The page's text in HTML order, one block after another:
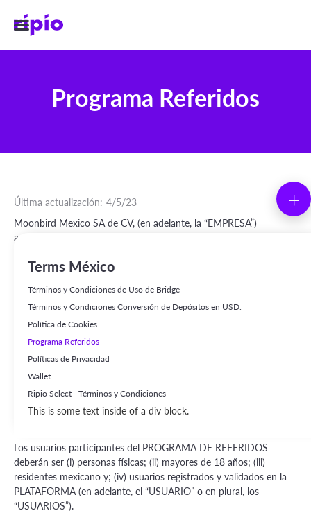
Programa Referidos
Terms México
Términos y Condiciones de Uso de Bridge
Términos y Condiciones Conversión de Depósitos en USD.
Política de Cookies
Programa Referidos
Políticas de Privacidad
Wallet
Ripio Select - Términos y Condiciones
This is some text inside of a div block.
+
Última actualización: 4/5/23
Moonbird Mexico SA de CV, (en adelante, la “EMPRESA”)
administrador de la plataforma online www.ripio.com y la
“RIPIO” o la “PLATAFORMA”), lanza el programa de referidos 2.0
requisitos está sujeto a las siguientes bases y condiciones (en
adelante las “BASES"). Estas BASES forman parte de los Términos
y Condiciones Generales de la PLATAFORMA, disponibles en
https://terms.ripio.com/mx/wallet
carácter vinculante y el participante declara conocer y aceptar. En
documentos, prevalecerán los Términos y Condiciones Generales.
1. Requisitos para participar en el PROGRAMA DE
Los usuarios participantes del PROGRAMA DE REFERIDOS
deberán ser (i) personas físicas; (ii) mayores de 18 años; (iii)
residentes mexicano y; (iv) usuarios registrados y validados en la
PLATAFORMA (en adelante, el “USUARIO” o en plural, los
“USUARIOS”).